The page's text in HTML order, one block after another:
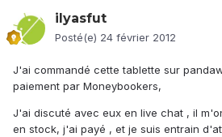
ilyasfut
Posté(e) 24 février 2012
J'ai commandé cette tablette sur
paiement par Moneybookers,
J'ai discuté avec eux en live chat , il
en stock, j'ai payé , et je suis entrain